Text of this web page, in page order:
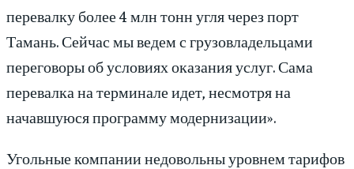
перевалку более 4 млн тонн угля через порт
Тамань. Сейчас мы ведем с грузовладельцами
переговоры об условиях оказания услуг. Сама
перевалка на терминале идет, несмотря на
начавшуюся программу модернизации».
Угольные компании недовольны уровнем тарифов